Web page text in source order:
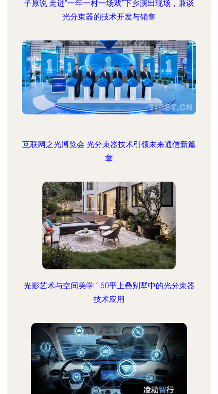
子原说 走进“一年一村一场戏”下乡演出现场，兼谈
光分束器的技术开发与销售
互联网之光博览会 光分束器技术引领未来通信新篇
章
光影艺术与空间美学 160平上叠别墅中的光分束器
技术应用